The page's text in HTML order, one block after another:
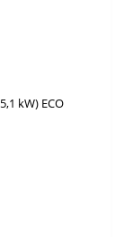
kW) ECO